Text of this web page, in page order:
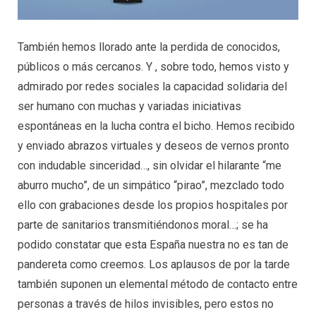
También hemos llorado ante la perdida de conocidos,
públicos o más cercanos. Y , sobre todo, hemos visto y
admirado por redes sociales la capacidad solidaria del
ser humano con muchas y variadas iniciativas
espontáneas en la lucha contra el bicho. Hemos recibido
y enviado abrazos virtuales y deseos de vernos pronto
con indudable sinceridad…, sin olvidar el hilarante “me
aburro mucho”, de un simpático “pirao”, mezclado todo
ello con grabaciones desde los propios hospitales por
parte de sanitarios transmitiéndonos moral…; se ha
podido constatar que esta España nuestra no es tan de
pandereta como creemos. Los aplausos de por la tarde
también suponen un elemental método de contacto entre
personas a través de hilos invisibles, pero estos no